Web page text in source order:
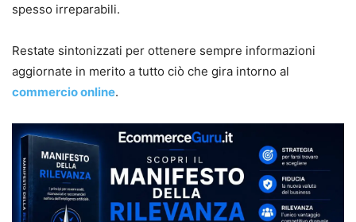
spesso irreparabili.
Restate sintonizzati per ottenere sempre informazioni
aggiornate in merito a tutto ciò che gira intorno al
commercio online.